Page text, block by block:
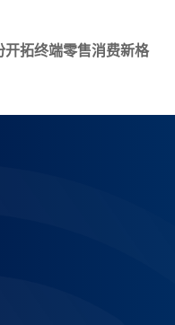
开拓终端零售消费新格